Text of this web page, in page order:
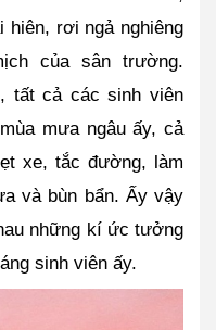
hiên, rơi ngả nghiêng
của sân trường.
tất cả các sinh viên
mưa ngâu ấy, cả
xe, tắc đường, làm
và bùn bẩn. Ấy vậy
những kí ức tưởng
sinh viên ấy.